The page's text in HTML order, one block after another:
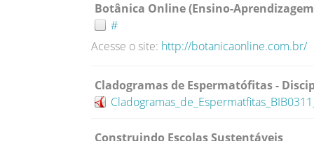
Botânica Online (Ensino-
#
Acesse o site: http://botanicaonline.com.br/
Cladogramas de Espermatófitas -
Construindo Escolas Sustentáveis